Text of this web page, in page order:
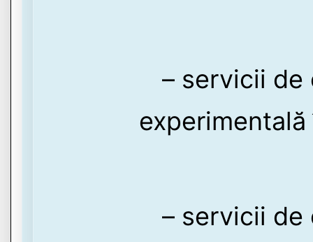
– servicii de
experimentală
– servicii de